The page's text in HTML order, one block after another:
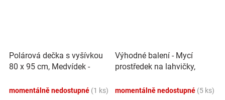
Polárová dečka s vyšívkou
80 x 95 cm, Medvídek -
momentálně nedostupné (1 ks)
Výhodné balení - Mycí
prostředek na lahvičky,
momentálně nedostupné (5 ks)